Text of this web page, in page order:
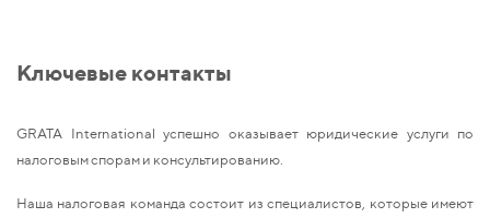
Ключевые контакты
GRATA International успешно оказывает юридические услуги по
налоговым спорам и консультированию.
Наша налоговая команда состоит из специалистов, которые имеют